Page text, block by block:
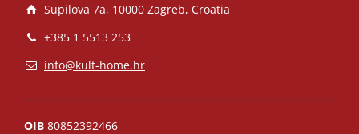
Supilova 7a, 10000 Zagreb, Croatia
+385 1 5513 253
info@kult-home.hr
OIB 80852392466